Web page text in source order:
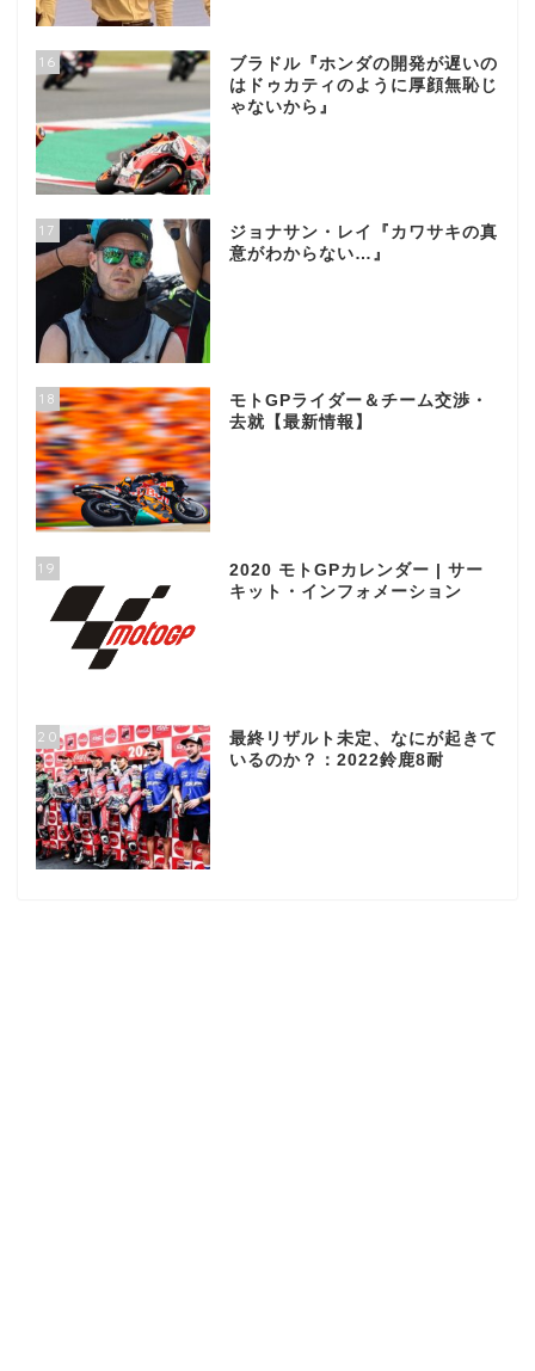
16
ブラドル『ホンダの開発が遅いの
はドゥカティのように厚顔無恥じ
ゃないから』
17
ジョナサン・レイ『カワサキの真
意がわからない…』
18
モトGPライダー＆チーム交渉・
去就【最新情報】
19
2020 モトGPカレンダー | サー
キット・インフォメーション
20
最終リザルト未定、なにが起きて
いるのか？：2022鈴鹿8耐